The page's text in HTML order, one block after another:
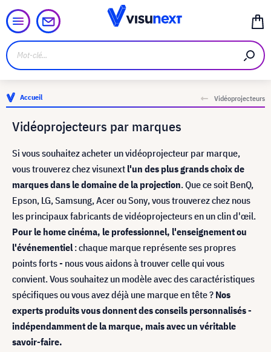
Accueil Vidéoprojecteurs
Vidéoprojecteurs par marques
Si vous souhaitez acheter un vidéoprojecteur par marque,
vous trouverez chez visunext l'un des plus grands choix de
marques dans le domaine de la projection. Que ce soit BenQ,
Epson, LG, Samsung, Acer ou Sony, vous trouverez chez nous
les principaux fabricants de vidéoprojecteurs en un clin d'œil.
Pour le home cinéma, le professionnel, l'enseignement ou
l'événementiel: chaque marque représente ses propres
points forts - nous vous aidons à trouver celle qui vous
convient. Vous souhaitez un modèle avec des caractéristiques
spécifiques ou vous avez déjà une marque en tête ? Nos
experts produits vous donnent des conseils personnalisés -
indépendamment de la marque, mais avec un véritable
savoir-faire.